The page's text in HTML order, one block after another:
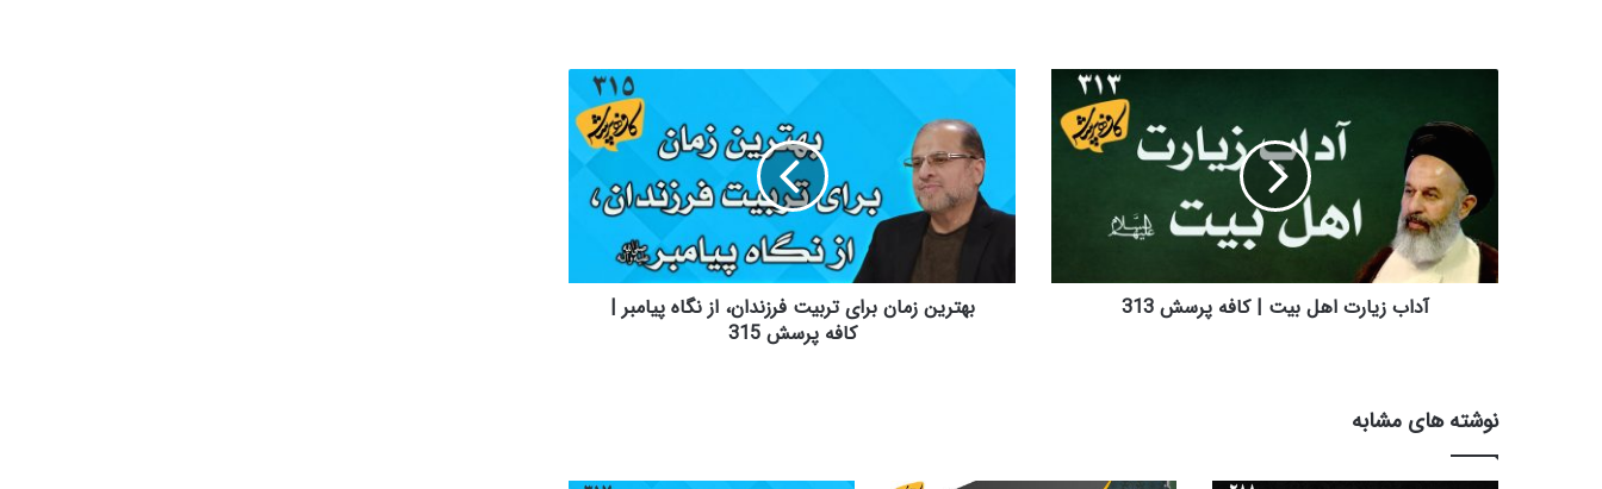
آداب
اهل
بیت
کافه
پرسش
313
آداب زیارت اهل بیت | کافه پرسش 313
برای
تربیت
فرزندان،
از
|
بهترین زمان برای تربیت فرزندان، از نگاه پیامبر |
کافه پرسش 315
نوشته های مشابه